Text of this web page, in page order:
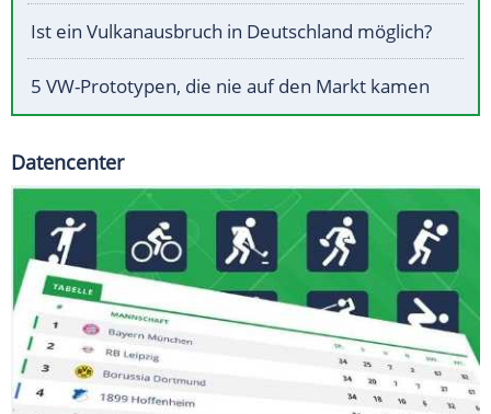
Ist ein Vulkanausbruch in Deutschland möglich?
5 VW-Prototypen, die nie auf den Markt kamen
Datencenter